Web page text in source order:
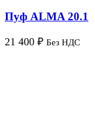
Пуф ALMA 20.1
21 400 ₽ Без НДС